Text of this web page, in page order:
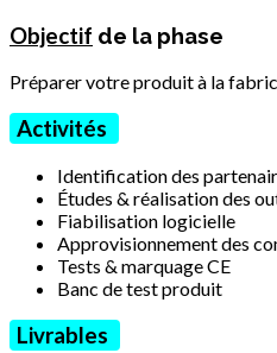
Objectif de la phase
Préparer votre produit à la
Activités
Identification des
Études & réalisation des
Fiabilisation logicielle
Approvisionnement des
Tests & marquage CE
Banc de test produit
Livrables